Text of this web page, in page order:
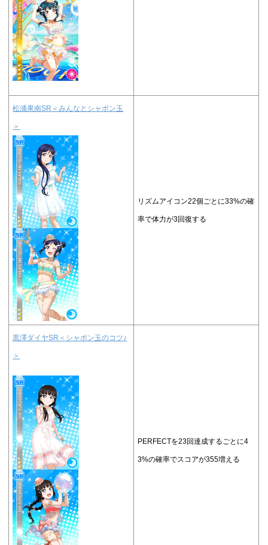
松浦果南SR＜みんなとシャボン玉
＞
リズムアイコン22個ごとに33%の確
率で体力が3回復する
黒澤ダイヤSR＜シャボン玉のコツ♪
＞
PERFECTを23回達成するごとに4
3%の確率でスコアが355増える